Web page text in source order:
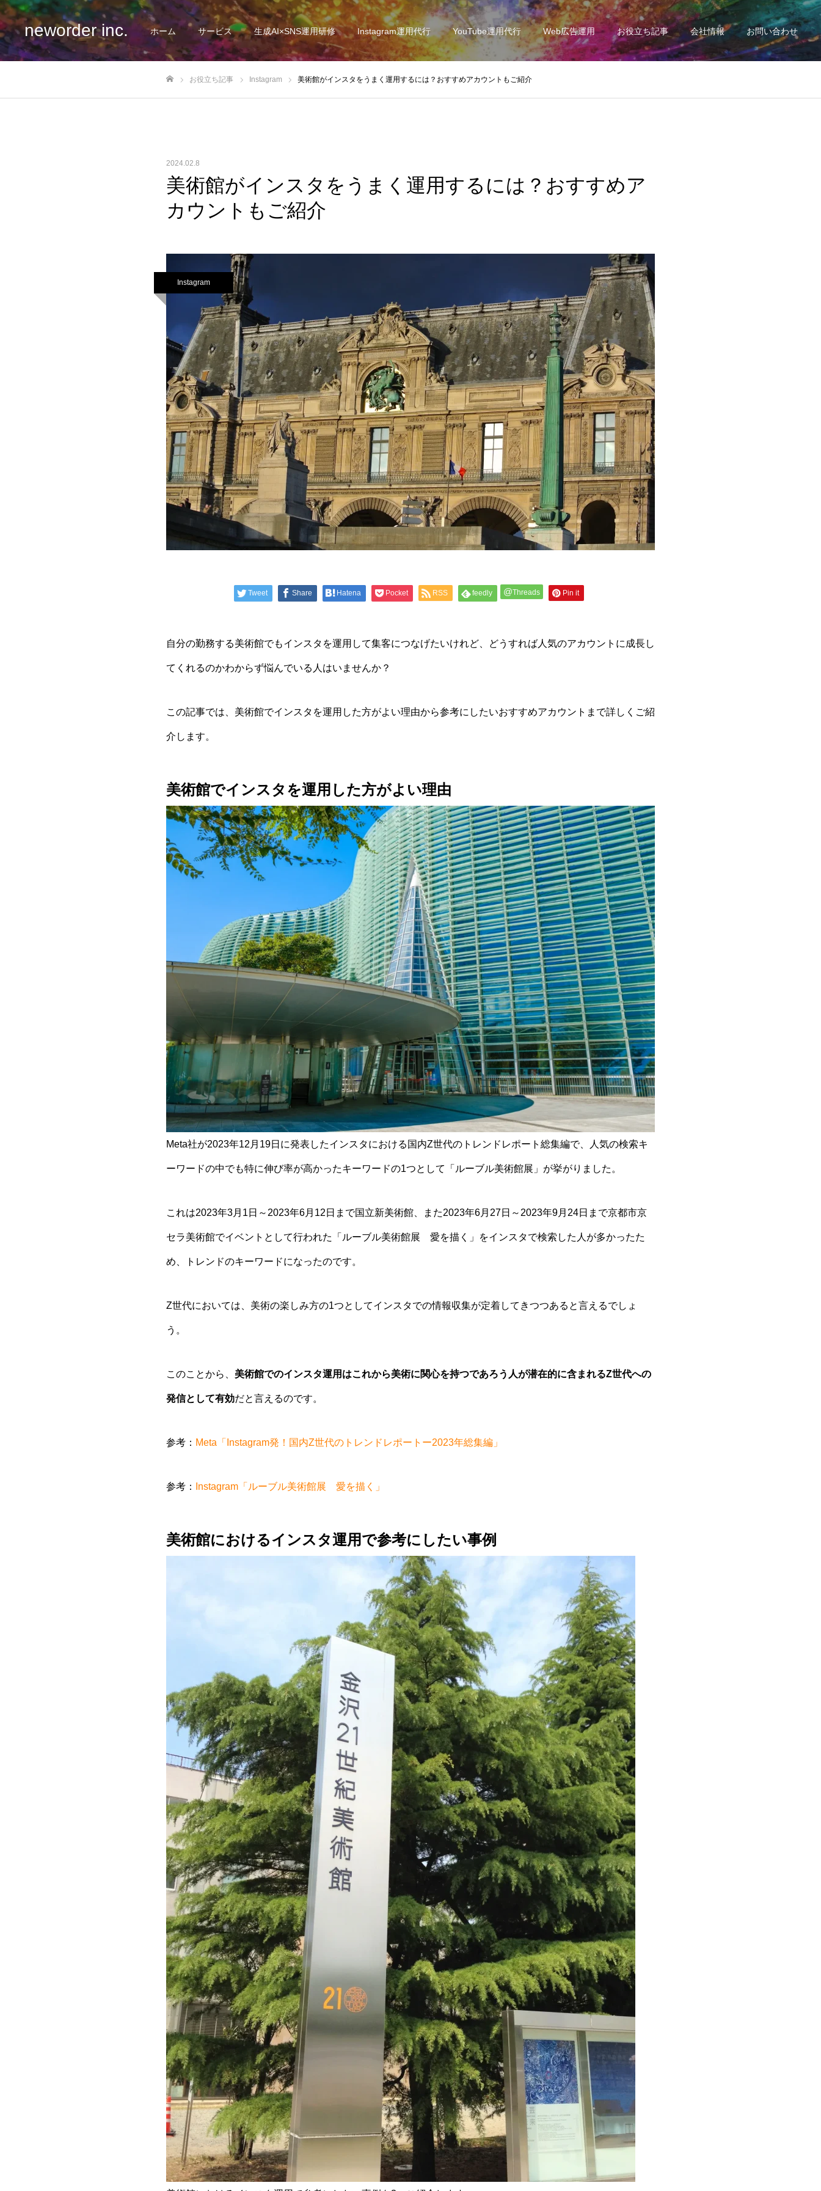
neworder inc. ホーム サービス 生成AI×SNS運用研修 Instagram運用代行 YouTube運用代行 Web広告運用 お役立ち記事 会社情報 お問い合わせ
お役立ち記事 Instagram 美術館がインスタをうまく運用するには？おすすめアカウントもご紹介
2024.02.8
美術館がインスタをうまく運用するには？おすすめア
カウントもご紹介
Instagram
Tweet Share Hatena Pocket RSS feedly @Threads Pin it
自分の勤務する美術館でもインスタを運用して集客につなげたいけれど、どうすれば人気のアカウントに成長し
てくれるのかわからず悩んでいる人はいませんか？
この記事では、美術館でインスタを運用した方がよい理由から参考にしたいおすすめアカウントまで詳しくご紹
介します。
美術館でインスタを運用した方がよい理由
Meta社が2023年12月19日に発表したインスタにおける国内Z世代のトレンドレポート総集編で、人気の検索キ
ーワードの中でも特に伸び率が高かったキーワードの1つとして「ルーブル美術館展」が挙がりました。
これは2023年3月1日～2023年6月12日まで国立新美術館、また2023年6月27日～2023年9月24日まで京都市京
セラ美術館でイベントとして行われた「ルーブル美術館展 愛を描く」をインスタで検索した人が多かったた
め、トレンドのキーワードになったのです。
Z世代においては、美術の楽しみ方の1つとしてインスタでの情報収集が定着してきつつあると言えるでしょ
う。
このことから、 美術館でのインスタ運用はこれから美術に関心を持つであろう人が潜在的に含まれるZ世代への
発信として有効だと言えるのです。
参考： Meta「Instagram発！国内Z世代のトレンドレポートー2023年総集編」
参考： Instagram「ルーブル美術館展 愛を描く」
美術館におけるインスタ運用で参考にしたい事例